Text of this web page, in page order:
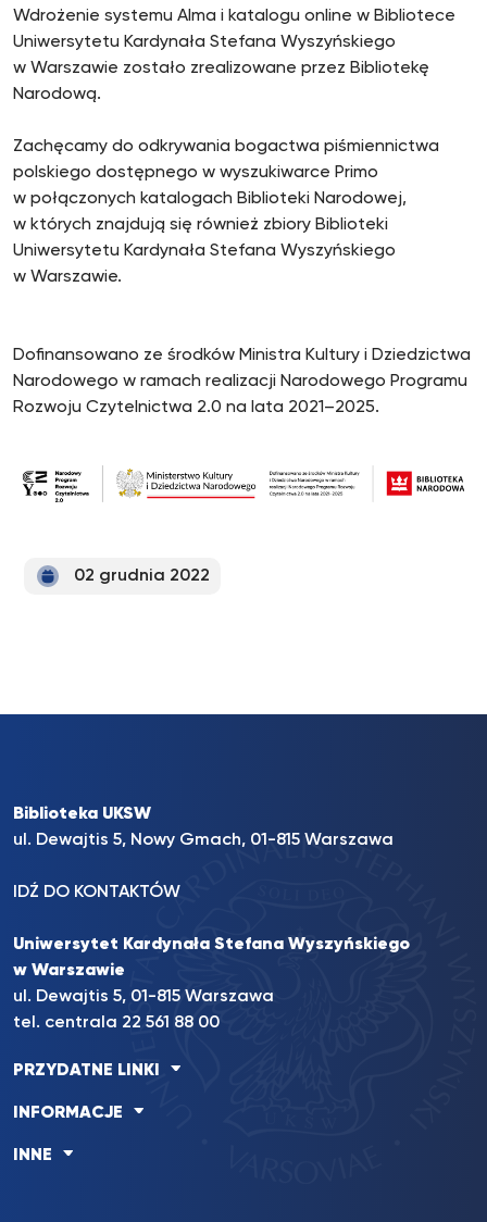
Wdrożenie systemu Alma i katalogu online w Bibliotece
Uniwersytetu Kardynała Stefana Wyszyńskiego
w Warszawie zostało zrealizowane przez Bibliotekę
Narodową.
Zachęcamy do odkrywania bogactwa piśmiennictwa
polskiego dostępnego w wyszukiwarce Primo
w połączonych katalogach Biblioteki Narodowej,
w których znajdują się również zbiory Biblioteki
Uniwersytetu Kardynała Stefana Wyszyńskiego
w Warszawie.
Dofinansowano ze środków Ministra Kultury i Dziedzictwa
Narodowego w ramach realizacji Narodowego Programu
Rozwoju Czytelnictwa 2.0 na lata 2021–2025.
02 grudnia 2022
Biblioteka UKSW
ul. Dewajtis 5, Nowy Gmach, 01-815 Warszawa
IDŹ DO KONTAKTÓW
Uniwersytet Kardynała Stefana Wyszyńskiego
w Warszawie
ul. Dewajtis 5, 01-815 Warszawa
tel. centrala 22 561 88 00
PRZYDATNE LINKI
INFORMACJE
INNE